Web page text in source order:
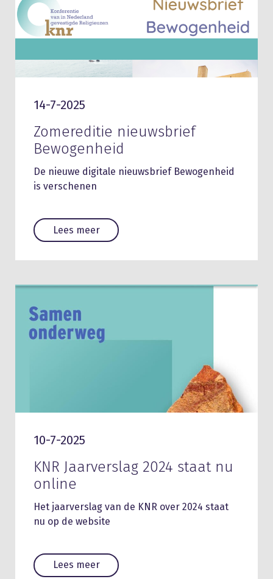
14-7-2025
Zomereditie nieuwsbrief
Bewogenheid
De nieuwe digitale nieuwsbrief Bewogenheid
is verschenen
Lees meer
10-7-2025
KNR Jaarverslag 2024 staat nu
online
Het jaarverslag van de KNR over 2024 staat
nu op de website
Lees meer